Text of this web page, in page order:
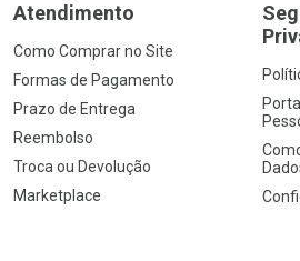
Atendimento
Como Comprar no Site
Formas de Pagamento
Prazo de Entrega
Reembolso
Troca ou Devolução
Marketplace